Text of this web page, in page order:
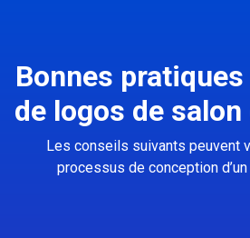
Bonnes
de logos de
Les conseils suivants peuvent
processus de conception